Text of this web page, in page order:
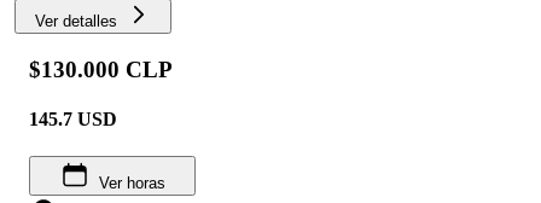
Ver detalles
$130.000 CLP
145.7 USD
Ver horas